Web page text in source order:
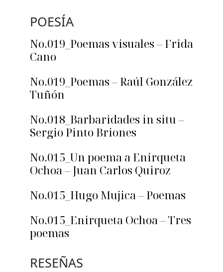
POESÍA
No.019_Poemas visuales – Frida
Cano
No.019_Poemas – Raúl González
Tuñón
No.018_Barbaridades in situ –
Sergio Pinto Briones
No.015_Un poema a Enirqueta
Ochoa – Juan Carlos Quiroz
No.015_Hugo Mujica – Poemas
No.015_Enirqueta Ochoa – Tres
poemas
RESEÑAS